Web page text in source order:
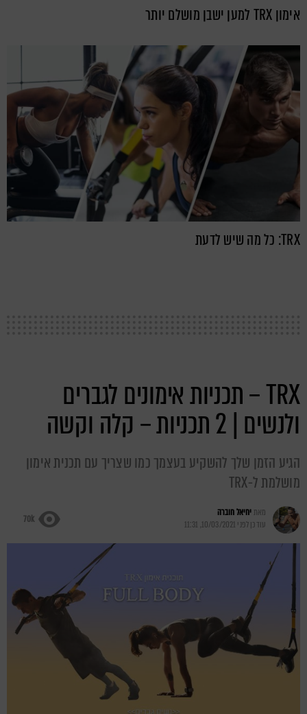
אימון TRX למען ישבן מושלם יותר
TRX: כל מה שיש לדעת
TRX – תכניות אימונים לגברים
ולנשים | 2 תכניות – קלה וקשה
הגיע הזמן שלך להשקיע בעצמך כמו שצריך עם תכנית אימון
מושלמת ל-TRX
מאתיחיאל חוברה
עודכן לפני 10/03/2021, 11:31
70k